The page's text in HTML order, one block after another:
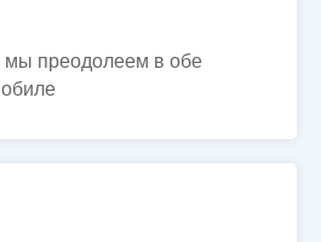
мы преодолеем в обе